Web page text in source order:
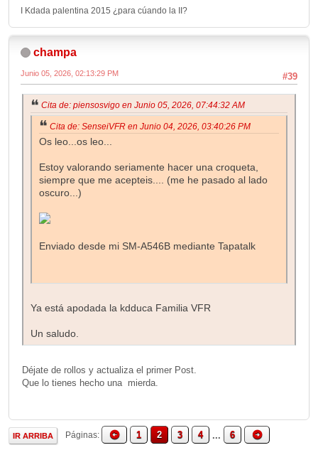
I Kdada palentina 2015 ¿para cúando la II?
champa
#39
Junio 05, 2026, 02:13:29 PM
Cita de: piensosvigo en Junio 05, 2026, 07:44:32 AM
Cita de: SenseiVFR en Junio 04, 2026, 03:40:26 PM
Os leo...os leo...
Estoy valorando seriamente hacer una croqueta,
siempre que me acepteis.... (me he pasado al lado
oscuro...)
Enviado desde mi SM-A546B mediante Tapatalk
Ya está apodada la kdduca Familia VFR
Un saludo.
Déjate de rollos y actualiza el primer Post.
Que lo tienes hecho una mierda.
IR ARRIBA Páginas 1 2 3 4 ... 6